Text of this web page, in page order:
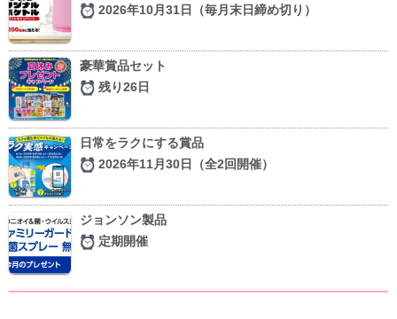
2026年10月31日（毎月末日締め切り）
豪華賞品セット
残り26日
日常をラクにする賞品
2026年11月30日（全2回開催）
ジョンソン製品
定期開催